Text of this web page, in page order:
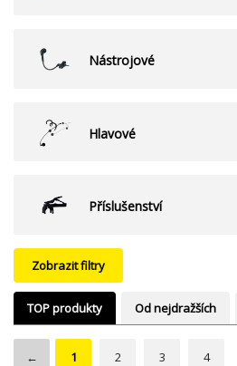
Nástrojové
Hlavové
Příslušenství
Zobrazit filtry
TOP produkty Od nejdražších
← 1 2 3 4